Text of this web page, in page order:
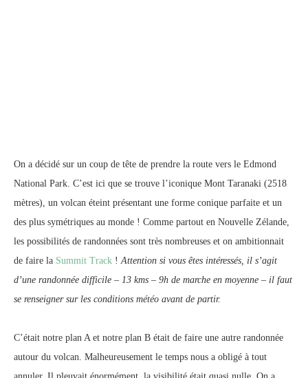
On a décidé sur un coup de tête de prendre la route vers le Edmond
National Park. C’est ici que se trouve l’iconique Mont Taranaki (2518
mètres), un volcan éteint présentant une forme conique parfaite et un
des plus symétriques au monde ! Comme partout en Nouvelle Zélande,
les possibilités de randonnées sont très nombreuses et on ambitionnait
de faire la Summit Track !Attention si vous êtes intéressés, il s’agit
d’une randonnée difficile – 13 kms – 9h de marche en moyenne – il faut
se renseigner sur les conditions météo avant de partir.
C’était notre plan A et notre plan B était de faire une autre randonnée
autour du volcan. Malheureusement le temps nous a obligé à tout